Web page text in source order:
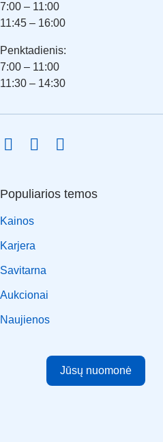
7:00 – 11:00
11:45 – 16:00
Penktadienis:
7:00 – 11:00
11:30 – 14:30
Populiarios temos
Kainos
Karjera
Savitarna
Aukcionai
Naujienos
Jūsų nuomonė